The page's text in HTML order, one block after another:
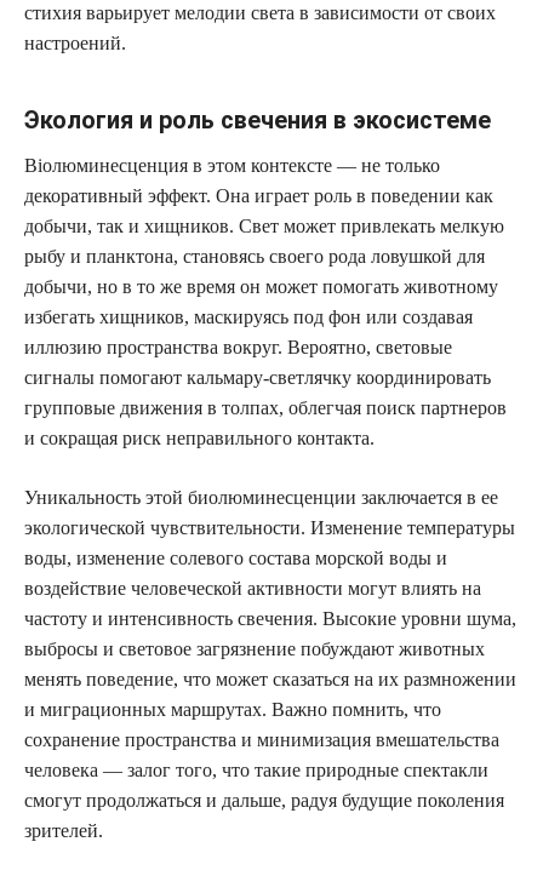
стихия варьирует мелодии света в зависимости от своих
настроений.
Экология и роль свечения в экосистеме
Biолюминесценция в этом контексте — не только
декоративный эффект. Она играет роль в поведении как
добычи, так и хищников. Свет может привлекать мелкую
рыбу и планктона, становясь своего рода ловушкой для
добычи, но в то же время он может помогать животному
избегать хищников, маскируясь под фон или создавая
иллюзию пространства вокруг. Вероятно, световые
сигналы помогают кальмару-светлячку координировать
групповые движения в толпах, облегчая поиск партнеров
и сокращая риск неправильного контакта.
Уникальность этой биолюминесценции заключается в ее
экологической чувствительности. Изменение температуры
воды, изменение солевого состава морской воды и
воздействие человеческой активности могут влиять на
частоту и интенсивность свечения. Высокие уровни шума,
выбросы и световое загрязнение побуждают животных
менять поведение, что может сказаться на их размножении
и миграционных маршрутах. Важно помнить, что
сохранение пространства и минимизация вмешательства
человека — залог того, что такие природные спектакли
смогут продолжаться и дальше, радуя будущие поколения
зрителей.